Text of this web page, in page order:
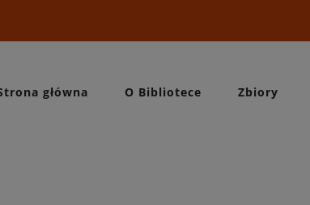
główna O Bibliotece Zbiory